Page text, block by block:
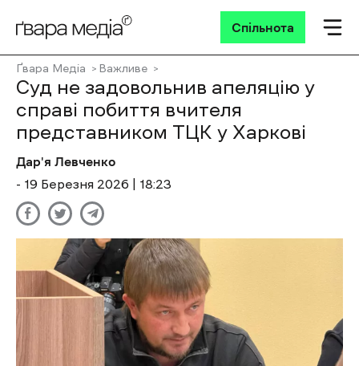
Спільнота
Ґвара Медіа Важливе
Суд не задовольнив апеляцію у
справі побиття вчителя
представником ТЦК у Харкові
Дар'я Левченко
- 19 Березня 2026 | 18:23